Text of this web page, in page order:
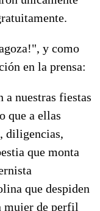
y como
en la prensa:
nuestras fiestas
que a ellas
diligencias,
que monta
que despiden
mujer de perfil